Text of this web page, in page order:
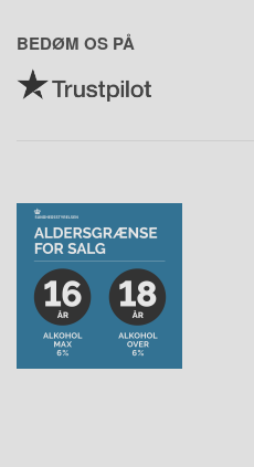
BEDØM OS PÅ